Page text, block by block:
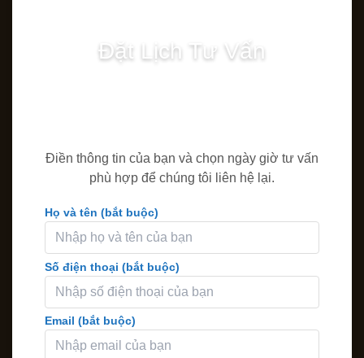
Đặt Lịch Tư Vấn
Điền thông tin của bạn và chọn ngày giờ tư vấn
phù hợp để chúng tôi liên hệ lại.
Họ và tên (bắt buộc)
Số điện thoại (bắt buộc)
Email (bắt buộc)